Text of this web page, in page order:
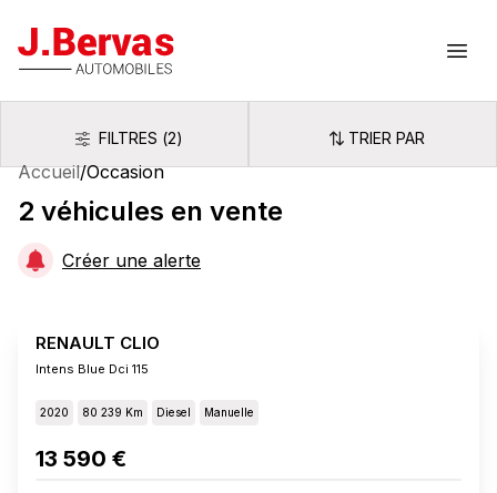
J.Bervas
FiltresFILTRES (2) Trier par
TRIER PAR
Accueil/Occasion
2 véhicules en vente
Créer une alerte
RENAULT CLIO
Intens Blue Dci 115
2020 80 239 Km Diesel Manuelle
13 590 €